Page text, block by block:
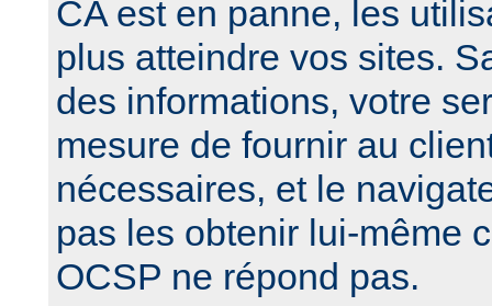
CA est en panne, les
plus atteindre vos sites.
des informations, votre
mesure de fournir au
nécessaires, et le
pas les obtenir lui-même
OCSP ne répond pas.